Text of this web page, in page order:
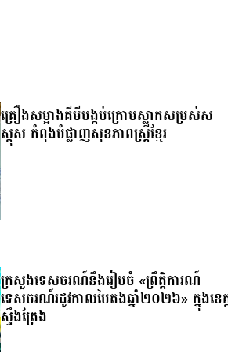
គ្រឿងសម្អាងគីមីបង្កប់ក្រោមស្លាកសម្រស់ស
ស្គុស កំពុងបំផ្លាញសុខភាពស្ត្រីខ្មែរ
ក្រសួងទេសចរណ៍នឹងរៀបចំ «ព្រឹត្តិការណ៍
ទេសចរណ៍រដូវកាលបៃតងឆ្នាំ២០២៦» ក្នុងខេ
ស្ទឹងត្រែង